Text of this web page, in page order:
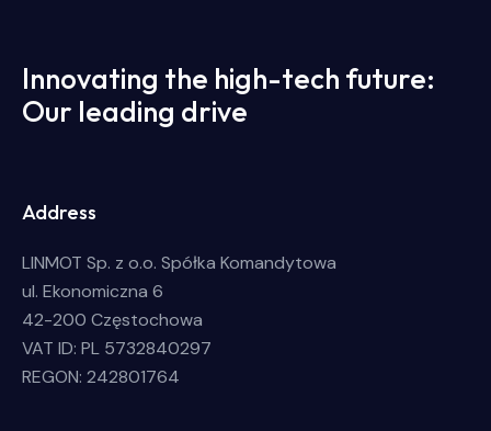
Innovating the high-tech future:
Our leading drive
Address
LINMOT Sp. z o.o. Spółka Komandytowa
ul. Ekonomiczna 6
42-200 Częstochowa
VAT ID: PL 5732840297
REGON: 242801764